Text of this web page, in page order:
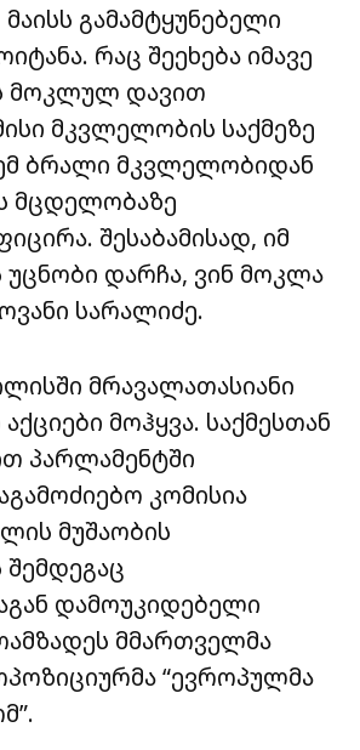
გამამტყუნებელი
რაც შეეხება იმავე
მოკლულ დავით
მკვლელობის საქმეზე
ბრალი მკვლელობიდან
მცდელობაზე
შესაბამისად, იმ
დარჩა, ვინ მოკლა
სარალიძე.
მრავალათასიანი
მოჰყვა. საქმესთან
პარლამენტში
კომისია
მუშაობის
დამოუკიდებელი
მმართველმა
“ევროპულმა